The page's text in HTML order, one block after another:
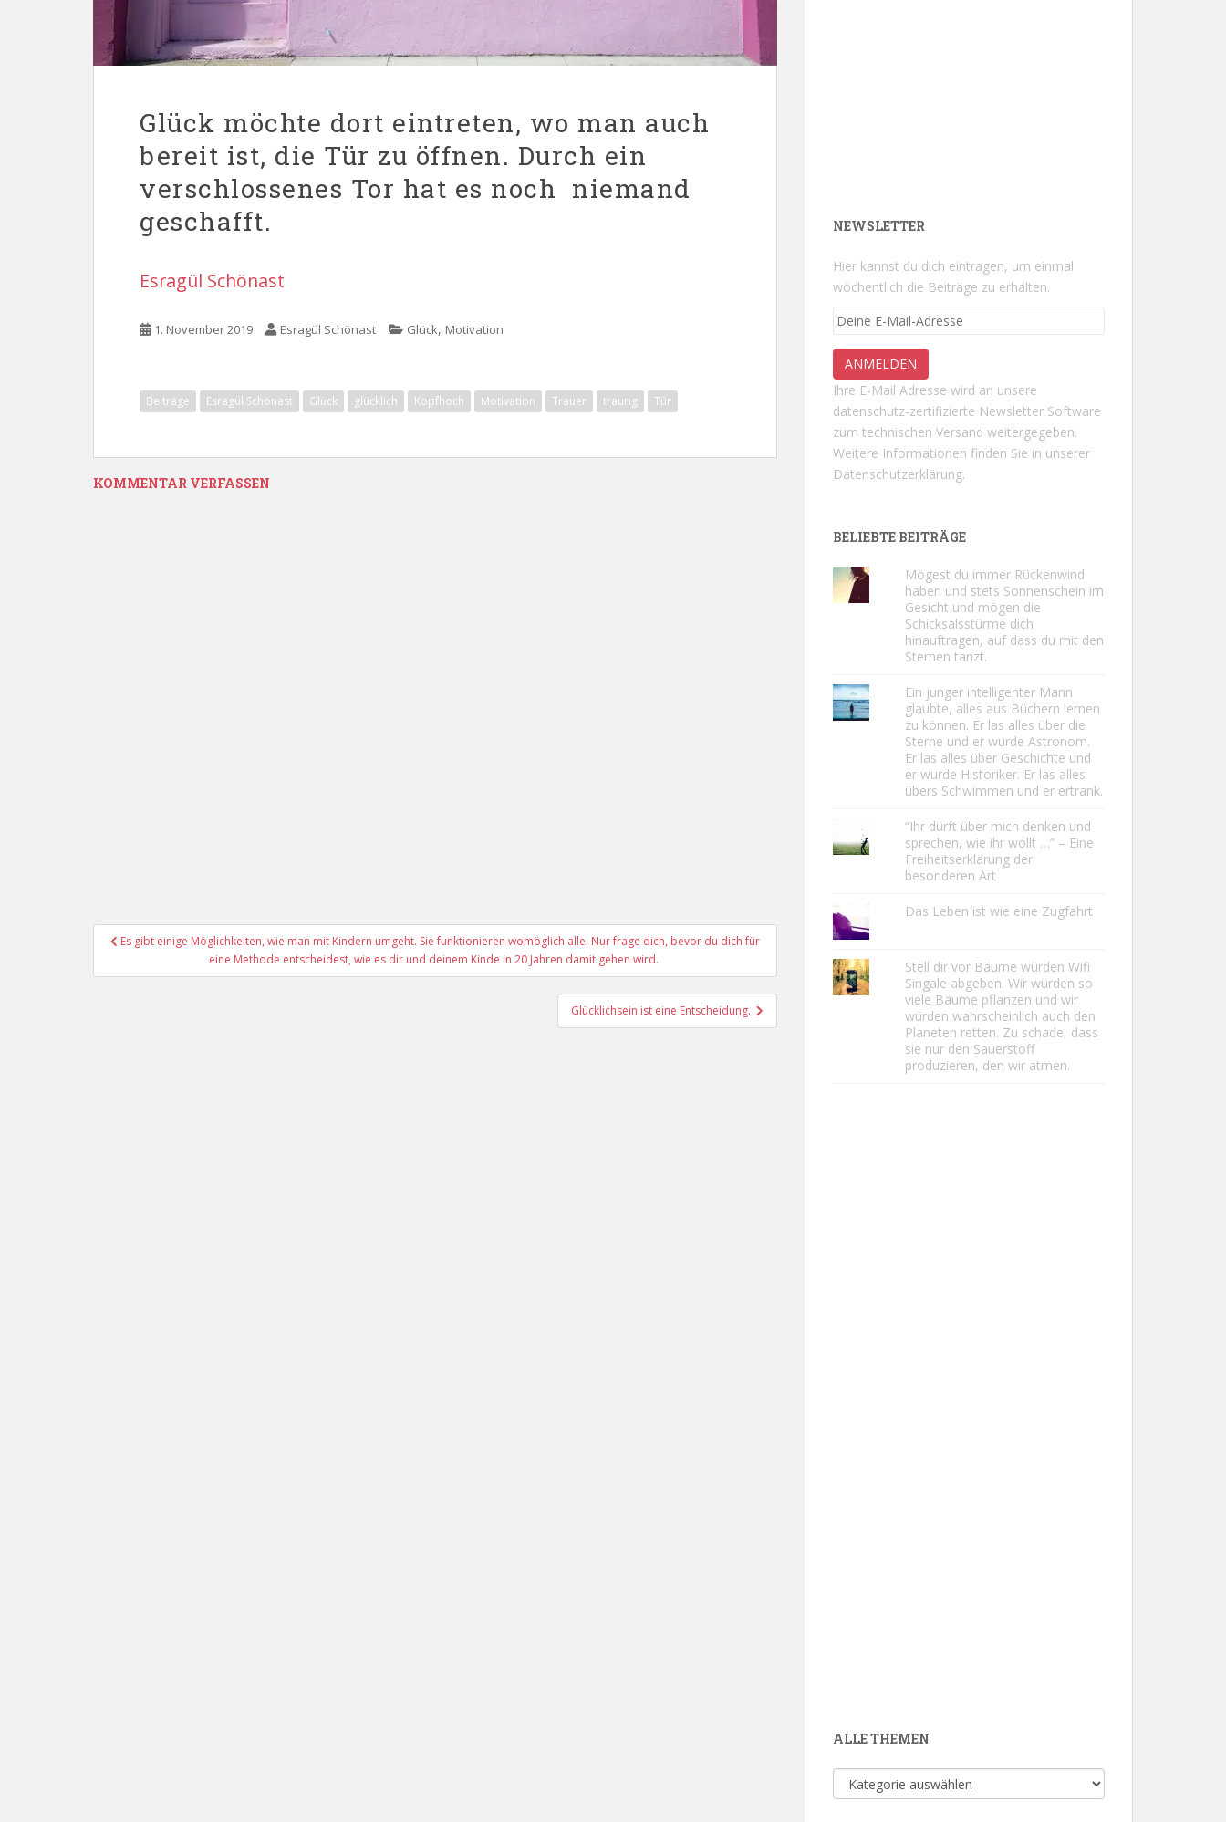
Glück möchte dort eintreten, wo man auch
bereit ist, die Tür zu öffnen. Durch ein
verschlossenes Tor hat es noch niemand
geschafft.
Esragül Schönast
1. November 2019 Esragül Schönast Glück, Motivation
Beiträge Esragül Schönast Glück glücklich Kopfhoch Motivation Trauer traurig Tür
KOMMENTAR VERFASSEN
Beitragsnavigation
Es gibt einige Möglichkeiten, wie man mit Kindern umgeht. Sie funktionieren womöglich alle. Nur frage dich, bevor du dich für
eine Methode entscheidest, wie es dir und deinem Kinde in 20 Jahren damit gehen wird.
Glücklichsein ist eine Entscheidung.
NEWSLETTER
Hier kannst du dich eintragen, um einmal
wöchentlich die Beiträge zu erhalten.
Ihre E-Mail Adresse wird an unsere
datenschutz-zertifizierte Newsletter Software
zum technischen Versand weitergegeben.
Weitere Informationen finden Sie in unserer
Datenschutzerklärung.
BELIEBTE BEITRÄGE
Mögest du immer Rückenwind
haben und stets Sonnenschein im
Gesicht und mögen die
Schicksalsstürme dich
hinauftragen, auf dass du mit den
Sternen tanzt.
Ein junger intelligenter Mann
glaubte, alles aus Büchern lernen
zu können. Er las alles über die
Sterne und er wurde Astronom.
Er las alles über Geschichte und
er wurde Historiker. Er las alles
übers Schwimmen und er ertrank.
“Ihr dürft über mich denken und
sprechen, wie ihr wollt …” – Eine
Freiheitserklärung der
besonderen Art
Das Leben ist wie eine Zugfahrt
Stell dir vor Bäume würden Wifi
Singale abgeben. Wir würden so
viele Bäume pflanzen und wir
würden wahrscheinlich auch den
Planeten retten. Zu schade, dass
sie nur den Sauerstoff
produzieren, den wir atmen.
ALLE THEMEN
Alle
Themen